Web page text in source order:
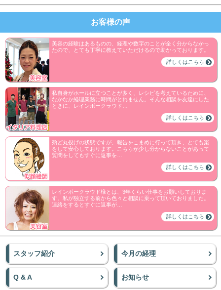
お客様の声
美容の経験はあるものの、経理や数字のことが全く分からなかっ
たので、とても丁寧に教えていただけるので助かっております。
詳しくはこちら
私自身がホールに立つことが多く、レシピを考えているために、
なかなか経理業務に時間がとれません。そんな相談を友達にした
ときに、レインボークラウド…
詳しくはこちら
殆ど丸投げの状態ですが、報告をこまめに行って頂き、とても楽
をして安心しております。こちらが少し分からないことがあって
質問をしてもすぐに返事を…
詳しくはこちら
レインボークラウド様とは、3年くらい仕事をお願いしておりま
す。私が独立する前から色々と相談に乗って頂いておりました。
連絡をするとすぐに返事が…
詳しくはこちら
スタッフ紹介 今月の経理
Q & A お知らせ